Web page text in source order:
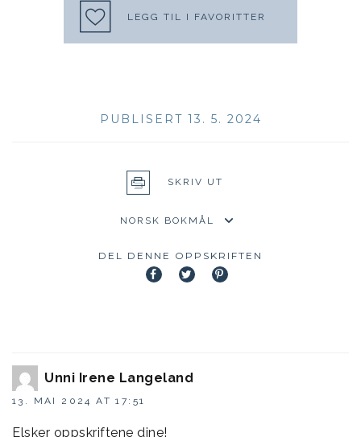
LEGG TIL I FAVORITTER
PUBLISERT 13. 5. 2024
SKRIV UT
DEL DENNE OPPSKRIFTEN
Unni Irene Langeland
13. MAI 2024 AT 17:51
Elsker oppskriftene dine!